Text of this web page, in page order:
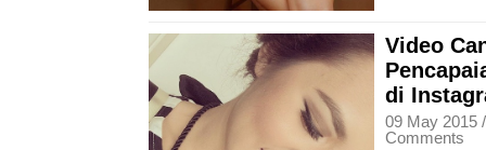
Video
di
09 May 2015
Comments